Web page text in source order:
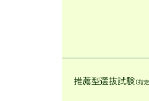
推薦型選抜試験（指